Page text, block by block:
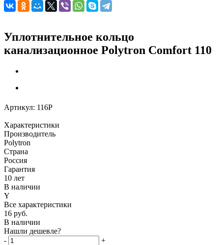
Уплотнительное кольцо
канализационное Polytron Comfort 110
Артикул: 116P
Характеристики
Производитель
Polytron
Страна
Россия
Гарантия
10 лет
В наличии
Y
Все характеристики
16 руб.
В наличии
Нашли дешевле?
-
+